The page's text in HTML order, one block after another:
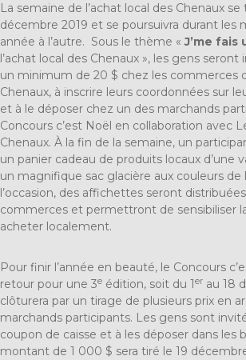
La semaine de l’achat local des Chenaux se
décembre 2019 et se poursuivra durant les
année à l’autre. Sous le thème «J’me fais
l’achat local des Chenaux », les gens
un minimum de 20 $ chez les commerces
Chenaux, à inscrire leurs coordonnées sur
et à le déposer chez un des marchands
Concours c’est Noël en collaboration avec
Chenaux. À la fin de la semaine, un
un panier cadeau de produits locaux d’une
un magnifique sac glacière aux couleurs de
l’occasion, des affichettes seront
commerces et permettront de sensibiliser
acheter localement.
Pour finir l’année en beauté, le Concours
retour pour une 3e édition, soit du 1er au 18
clôturera par un tirage de plusieurs prix en
marchands participants. Les gens sont
coupon de caisse et à les déposer dans les
montant de 1 000 $ sera tiré le 19